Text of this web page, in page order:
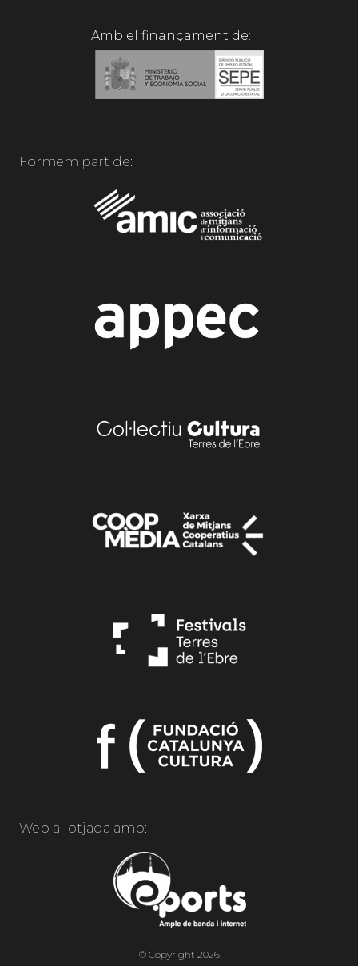
Amb el finançament de:
Formem part de:
Web allotjada amb:
© Copyright 2026